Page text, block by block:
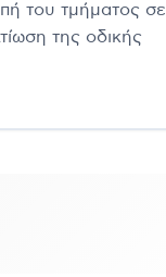
του τμήματος σε
της οδικής